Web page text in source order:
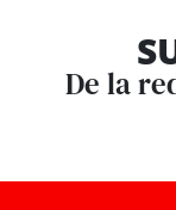
De la